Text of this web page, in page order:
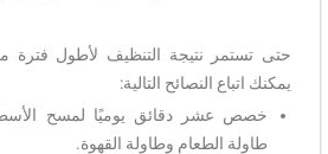
حتى تستمر نتيجة التنظيف لأطول فترة
يمكنك اتباع النصائح التالية:
خصص عشر دقائق يوميًا لمسح
طاولة الطعام وطاولة القهوة.